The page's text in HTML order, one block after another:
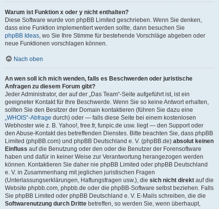
Warum ist Funktion x oder y nicht enthalten?
Diese Software wurde von phpBB Limited geschrieben. Wenn Sie denken,
dass eine Funktion implementiert werden sollte, dann besuchen Sie
phpBB Ideas, wo Sie Ihre Stimme für bestehende Vorschläge abgeben oder
neue Funktionen vorschlagen können.
Nach oben
An wen soll ich mich wenden, falls es Beschwerden oder juristische
Anfragen zu diesem Forum gibt?
Jeder Administrator, der auf der „Das Team“-Seite aufgeführt ist, ist ein
geeigneter Kontakt für Ihre Beschwerde. Wenn Sie so keine Antwort erhalten,
sollten Sie den Besitzer der Domain kontaktieren (führen Sie dazu eine
„WHOIS“-Abfrage durch) oder — falls diese Seite bei einem kostenlosen
Webhoster wie z. B. Yahoo!, free.fr, funpic.de usw. liegt — den Support oder
den Abuse-Kontakt des betreffenden Dienstes. Bitte beachten Sie, dass phpBB
Limited (phpBB.com) und phpBB Deutschland e. V. (phpBB.de) absolut keinen
Einfluss auf die Benutzung oder den oder die Benutzer der Forensoftware
haben und dafür in keiner Weise zur Verantwortung herangezogen werden
können. Kontaktieren Sie daher nie phpBB Limited oder phpBB Deutschland
e. V. in Zusammenhang mit jeglichen juristischen Fragen
(Unterlassungserklärungen, Haftungsfragen usw.), die sich nicht direkt auf die
Website phpbb.com, phpbb.de oder die phpBB-Software selbst beziehen. Falls
Sie phpBB Limited oder phpBB Deutschland e. V. E-Mails schreiben, die die
Softwarenutzung durch Dritte betreffen, so werden Sie, wenn überhaupt,